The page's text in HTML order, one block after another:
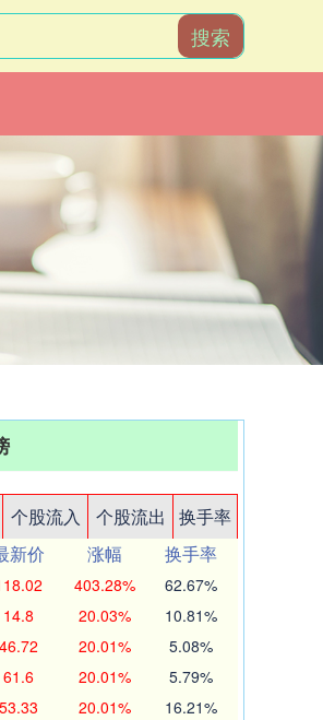
搜索
个股流入 个股流出
换手率
新价 涨幅
换手率
403.28% 62.67%
14.8 20.03% 10.81%
46.72 20.01% 5.08%
61.6 20.01% 5.79%
53.33 20.01% 16.21%